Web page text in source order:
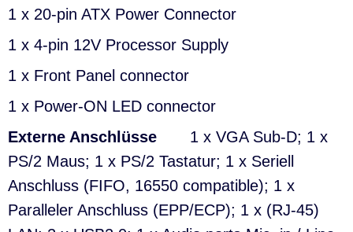
1 x 20-pin ATX Power Connector
1 x 4-pin 12V Processor Supply
1 x Front Panel connector
1 x Power-ON LED connector
Externe Anschlüsse 1 x VGA Sub-D; 1 x
PS/2 Maus; 1 x PS/2 Tastatur; 1 x Seriell
Anschluss (FIFO, 16550 compatible); 1 x
Paralleler Anschluss (EPP/ECP); 1 x (RJ-45)